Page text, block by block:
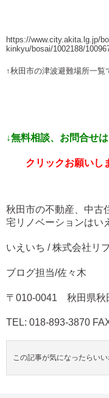
https://www.city.akita.lg.jp/
kinkyu/bosai/1002188/
↑秋田市の津波避難場所一覧
↓無料相談、お問合せ
クリックお願いし
秋田市の不動産、中古
宅リノベーションは
いえいち / 株式会社リ
ブログ担当/佐々木
〒010-0041 秋田県秋
TEL: 018-893-3870
この記事が気になったらいい